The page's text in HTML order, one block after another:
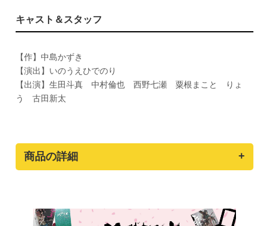
キャスト＆スタッフ
【作】中島かずき
【演出】いのうえひでのり
【出演】生田斗真 中村倫也 西野七瀬 粟根まこと りょ
う 古田新太
商品の詳細